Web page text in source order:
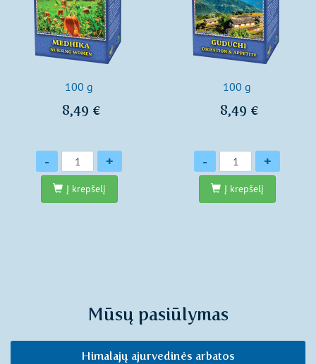
100 g
8,49 €
Kiekis
- +
Į krepšelį
100 g
8,49 €
Kiekis
- +
Į krepšelį
Mūsų pasiūlymas
Himalajų ajurvedinės arbatos